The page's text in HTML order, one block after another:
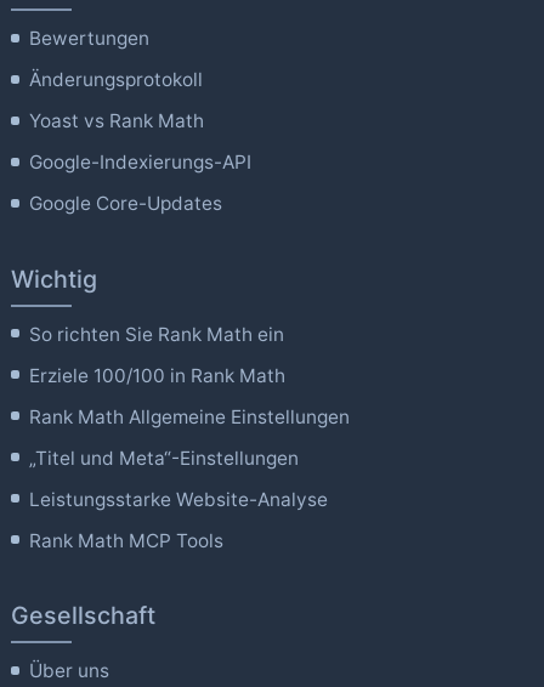
Bewertungen
Änderungsprotokoll
Yoast vs Rank Math
Google-Indexierungs-API
Google Core-Updates
Wichtig
So richten Sie Rank Math ein
Erziele 100/100 in Rank Math
Rank Math Allgemeine Einstellungen
„Titel und Meta“-Einstellungen
Leistungsstarke Website-Analyse
Rank Math MCP Tools
Gesellschaft
Über uns